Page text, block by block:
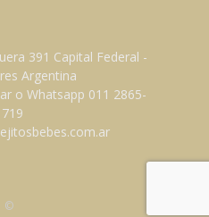
391 Capital Federal -
Argentina
o Whatsapp 011 2865-
©